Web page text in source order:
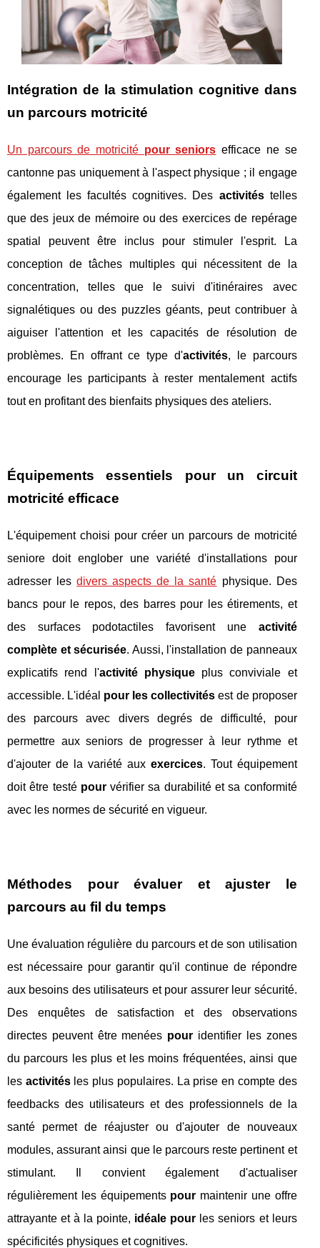
Intégration de la stimulation cognitive dans
un parcours motricité
Un parcours de motricité pour seniors efficace ne se
cantonne pas uniquement à l'aspect physique ; il engage
également les facultés cognitives. Des activitéstelles
que des jeux de mémoire ou des exercices de repérage
spatial peuvent être inclus pour stimuler l'esprit. La
conception de tâches multiples qui nécessitent de la
concentration, telles que le suivi d'itinéraires avec
signalétiques ou des puzzles géants, peut contribuer à
aiguiser l'attention et les capacités de résolution de
problèmes. En offrant ce type d'activités, le parcours
encourage les participants à rester mentalement actifs
tout en profitant des bienfaits physiques des ateliers.
Équipements essentiels pour un circuit
motricité efficace
L'équipement choisi pour créer un parcours de motricité
seniore doit englober une variété d'installations pour
adresser lesdivers aspects de la santé physique. Des
bancs pour le repos, des barres pour les étirements, et
des surfaces podotactiles favorisent une activité
complète et sécurisée. Aussi, l'installation de panneaux
explicatifs rend l'activité physiqueplus conviviale et
accessible. L'idéal pour les collectivités est de proposer
des parcours avec divers degrés de difficulté, pour
permettre aux seniors de progresser à leur rythme et
d'ajouter de la variété aux exercices. Tout équipement
doit être testé pourvérifier sa durabilité et sa conformité
avec les normes de sécurité en vigueur.
Méthodes pour évaluer et ajuster le
parcours au fil du temps
Une évaluation régulière du parcours et de son utilisation
est nécessaire pour garantir qu'il continue de répondre
aux besoins des utilisateurs et pour assurer leur sécurité.
Des enquêtes de satisfaction et des observations
directes peuvent être menées pour identifier les zones
du parcours les plus et les moins fréquentées, ainsi que
les activitésles plus populaires. La prise en compte des
feedbacks des utilisateurs et des professionnels de la
santé permet de réajuster ou d'ajouter de nouveaux
modules, assurant ainsi que le parcours reste pertinent et
stimulant. Il convient également d'actualiser
régulièrement les équipements pour maintenir une offre
attrayante et à la pointe, idéale pour les seniors et leurs
spécificités physiques et cognitives.